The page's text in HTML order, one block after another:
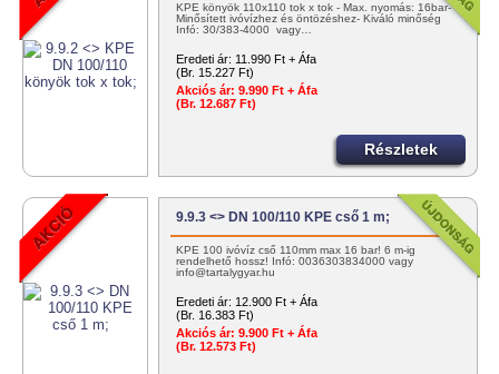
KPE könyök 110x110 tok x tok - Max. nyomás: 16bar-
Minősített ivóvízhez és öntözéshez- Kiváló minőség
Infó: 30/383-4000 vagy…
Eredeti ár: 11.990 Ft + Áfa
(Br. 15.227 Ft)
Akciós ár: 9.990 Ft + Áfa
(Br. 12.687 Ft)
Részletek
9.9.3 <> DN 100/110 KPE cső 1 m;
KPE 100 ivóvíz cső 110mm max 16 bar! 6 m-ig
rendelhető hossz! Infó: 0036303834000 vagy
info@tartalygyar.hu
Eredeti ár: 12.900 Ft + Áfa
(Br. 16.383 Ft)
Akciós ár: 9.900 Ft + Áfa
(Br. 12.573 Ft)